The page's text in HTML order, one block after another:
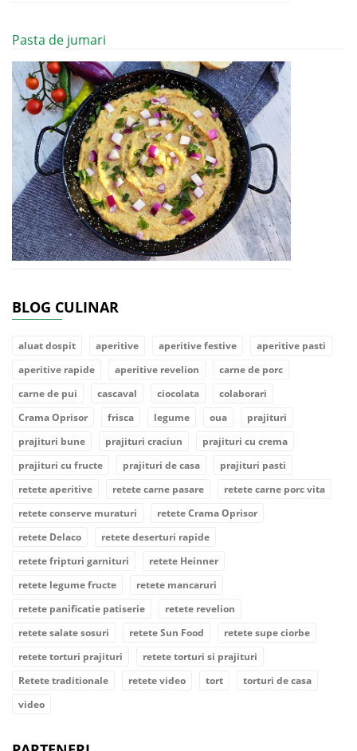
Pasta de jumari
BLOG CULINAR
aluat dospit aperitive aperitive festive
aperitive pasti
aperitive rapide
aperitive revelion
carne de porc
carne de pui
cascaval ciocolata
colaborari
Crama Oprisor
frisca legume oua
prajituri
prajituri bune
prajituri craciun
prajituri cu crema
prajituri cu fructe
prajituri de casa
prajituri pasti
retete aperitive
retete carne pasare
retete carne porc vita
retete conserve muraturi
retete Crama Oprisor
retete Delaco
retete deserturi rapide
retete fripturi garnituri
retete Heinner
retete legume fructe
retete mancaruri
retete panificatie patiserie
retete revelion
retete salate sosuri
retete Sun Food
retete supe ciorbe
retete torturi prajituri
retete torturi si prajituri
Retete traditionale
retete video tort
torturi de casa
video